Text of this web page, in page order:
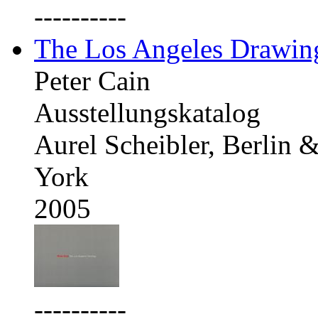
----------
The Los Angeles
Peter Cain
Ausstellungskatalog
Aurel Scheibler, Berlin
York
2005
----------